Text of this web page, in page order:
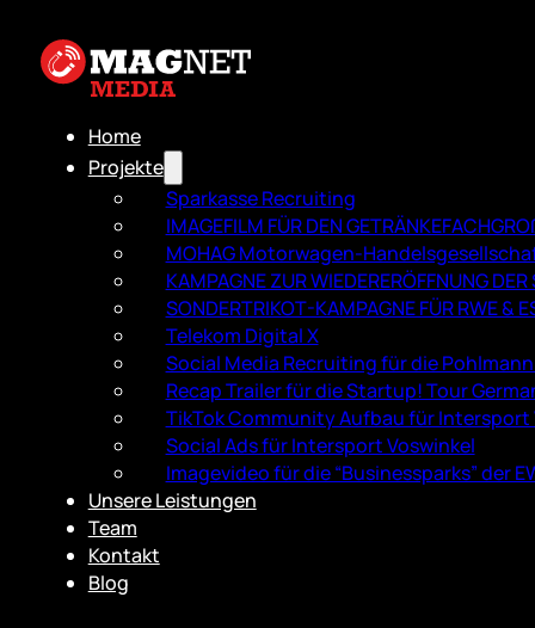
Home
Projekte
Sparkasse Recruiting
IMAGEFILM FÜR DEN
MOHAG Motorwagen-
KAMPAGNE ZUR WIEDERERÖFFNUNG
SONDERTRIKOT-KAMPAGNE FÜR RWE &
Telekom Digital X
Social Media Recruiting für die
Recap Trailer für die Startup! Tour
TikTok Community Aufbau für Intersport
Social Ads für Intersport Voswinkel
Imagevideo für die “Businessparks” der
Unsere Leistungen
Team
Kontakt
Blog